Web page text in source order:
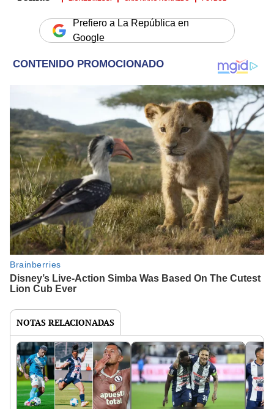
Prefiero a La República en
Google
NOTAS RELACIONADAS